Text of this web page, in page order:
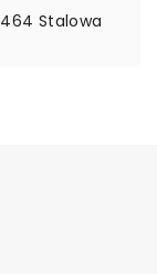
Stalowa